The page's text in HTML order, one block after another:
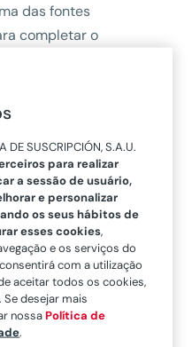
das fontes
completar o
se no futuro
algum dano por
pelo
associados”,
do
IFMIF-DONES
se torne uma
DE SUSCRIPCIÓN, S.A.U.
para realizar
a sessão de usuário,
e personalizar
os seus hábitos de
esses cookies,
e os serviços do
com a utilização
aceitar todos os cookies,
desejar mais
nossaPolítica de
.